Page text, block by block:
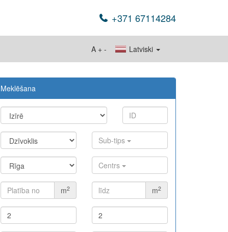
+371 67114284
Latviski
A + -
Meklēšana
Sub-tips
Centrs
m2 m2